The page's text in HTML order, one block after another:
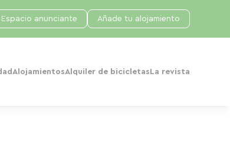
AlojamientosAlquiler de bicicletas La revista
Espacio anunciante Añade tu alojamiento